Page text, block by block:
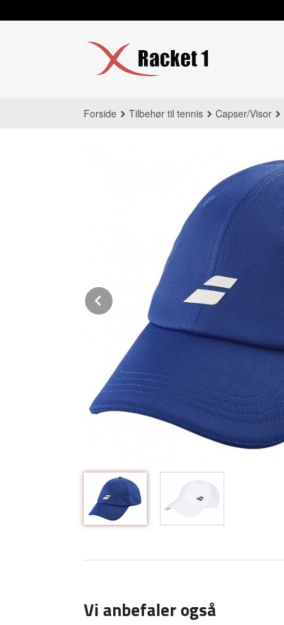
til
Forside Tilbehør til tennis Capser/Visor
Vi anbefaler også